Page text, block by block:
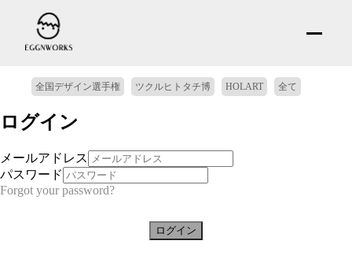
全国デザイン選手権 ツクルヒトタチ博 HOLART 全て
ログイン
メールアドレス
パスワード
Forgot your password?
ログイン